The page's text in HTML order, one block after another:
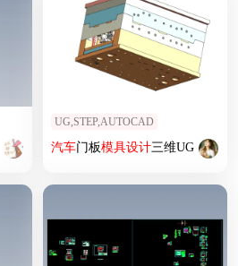
UG,STEP,AUTOCAD
汽车门板模具设计三维UG